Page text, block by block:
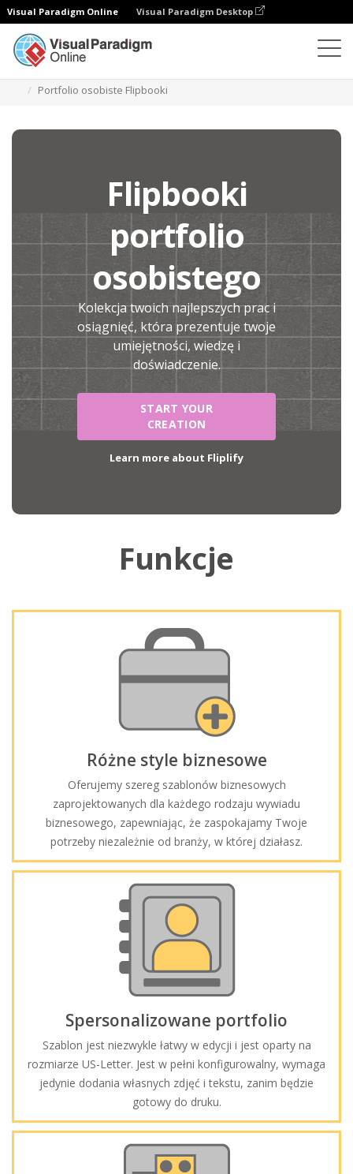
Visual Paradigm Online Visual Paradigm Desktop
Portfolio osobiste Flipbooki
Flipbooki
portfolio
osobistego
Kolekcja twoich najlepszych prac i
osiągnięć, która prezentuje twoje
umiejętności, wiedzę i
doświadczenie.
START YOUR
CREATION
Learn more about Fliplify
Funkcje
Różne style biznesowe
Oferujemy szereg szablonów biznesowych
zaprojektowanych dla każdego rodzaju wywiadu
biznesowego, zapewniając, że zaspokajamy Twoje
potrzeby niezależnie od branży, w której działasz.
Spersonalizowane portfolio
Szablon jest niezwykle łatwy w edycji i jest oparty na
rozmiarze US-Letter. Jest w pełni konfigurowalny, wymaga
jedynie dodania własnych zdjęć i tekstu, zanim będzie
gotowy do druku.